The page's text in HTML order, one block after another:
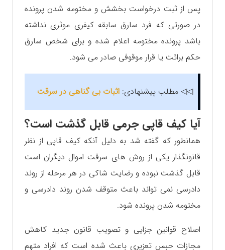
پس از ثبت درخواست بخشش و مختومه شدن پرونده
در صورتی که فرد سارق سابقه کیفری موثری نداشته
باشد پرونده مختومه اعلام شده و برای شخص سارق
حکم برائت یا قرار موقوفی صادر می شود.
◁◁ مطلب پیشنهادی: اثبات بی گناهی در سرقت
آیا کیف قاپی جرمی قابل گذشت است؟
همانطور که گفته شد به دلیل آنکه کیف قاپی از نظر
قانونگذار یکی از روش های سرقت اموال دیگران است
قابل گذشت نبوده و رضایت شاکی در هر مرحله از روند
دادرسی نمی تواند باعث متوقف شدن روند دادرسی و
مختومه شدن پرونده شود.
اصلاح قوانین جزایی و تصویب قانون جدید کاهش
مجازات حبس تعزیری باعث شده است که افراد متهم